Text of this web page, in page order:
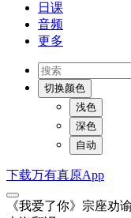
日课
音频
更多
切换颜色
浅色
深色
自动
下载万有真原App
《我爱了你》宗座劝